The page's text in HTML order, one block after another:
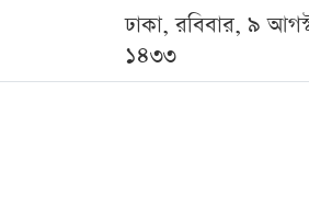
ঢাকা, রবিবার, ৯
১৪৩৩